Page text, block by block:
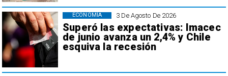
3 De Agosto De 2026
Superó las expectativas: Imacec
de junio avanza un 2,4% y Chile
esquiva la recesión
ECONOMÍA